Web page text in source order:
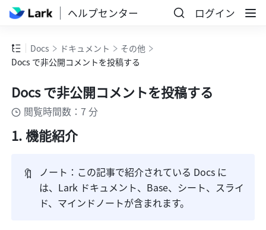
ヘルプセンター ログイン
Docs ドキュメント
その他
Docs で非公開コメントを投稿する
Docs で非公開コメントを投稿する
閲覧時間数：7 分
機能紹介
🔖
ノート：この記事で紹介されている Docs に
は、Lark ドキュメント、Base、シート、スライ
ド、マインドノートが含まれます。